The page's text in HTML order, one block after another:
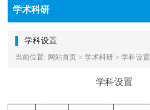
学术科研
学科设置
当前位置: 网站首页 > 学术科研 > 学科设置
学科设置